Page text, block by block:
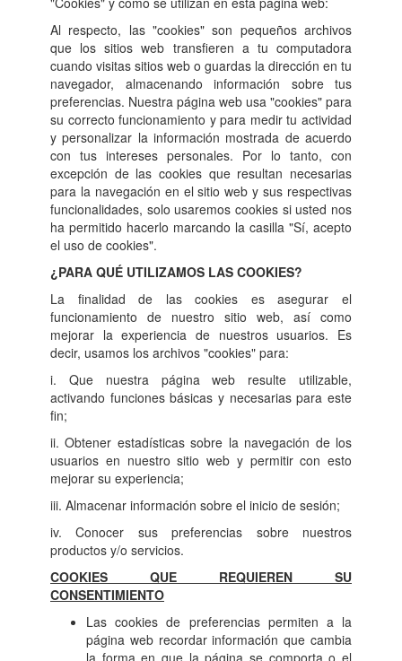
Al respecto, las "cookies" son pequeños archivos
que los sitios web transfieren a tu computadora
cuando visitas sitios web o guardas la dirección en tu
navegador, almacenando información sobre tus
preferencias. Nuestra página web usa "cookies" para
su correcto funcionamiento y para medir tu actividad
y personalizar la información mostrada de acuerdo
con tus intereses personales. Por lo tanto, con
excepción de las cookies que resultan necesarias
para la navegación en el sitio web y sus respectivas
funcionalidades, solo usaremos cookies si usted nos
ha permitido hacerlo marcando la casilla "Sí, acepto
el uso de cookies".
¿PARA QUÉ UTILIZAMOS LAS COOKIES?
La finalidad de las cookies es asegurar el
funcionamiento de nuestro sitio web, así como
mejorar la experiencia de nuestros usuarios. Es
decir, usamos los archivos "cookies" para:
i. Que nuestra página web resulte utilizable,
activando funciones básicas y necesarias para este
fin;
ii. Obtener estadísticas sobre la navegación de los
usuarios en nuestro sitio web y permitir con esto
mejorar su experiencia;
iii. Almacenar información sobre el inicio de sesión;
iv. Conocer sus preferencias sobre nuestros
productos y/o servicios.
COOKIES QUE REQUIEREN SU
CONSENTIMIENTO
Las cookies de preferencias permiten a la
página web recordar información que cambia